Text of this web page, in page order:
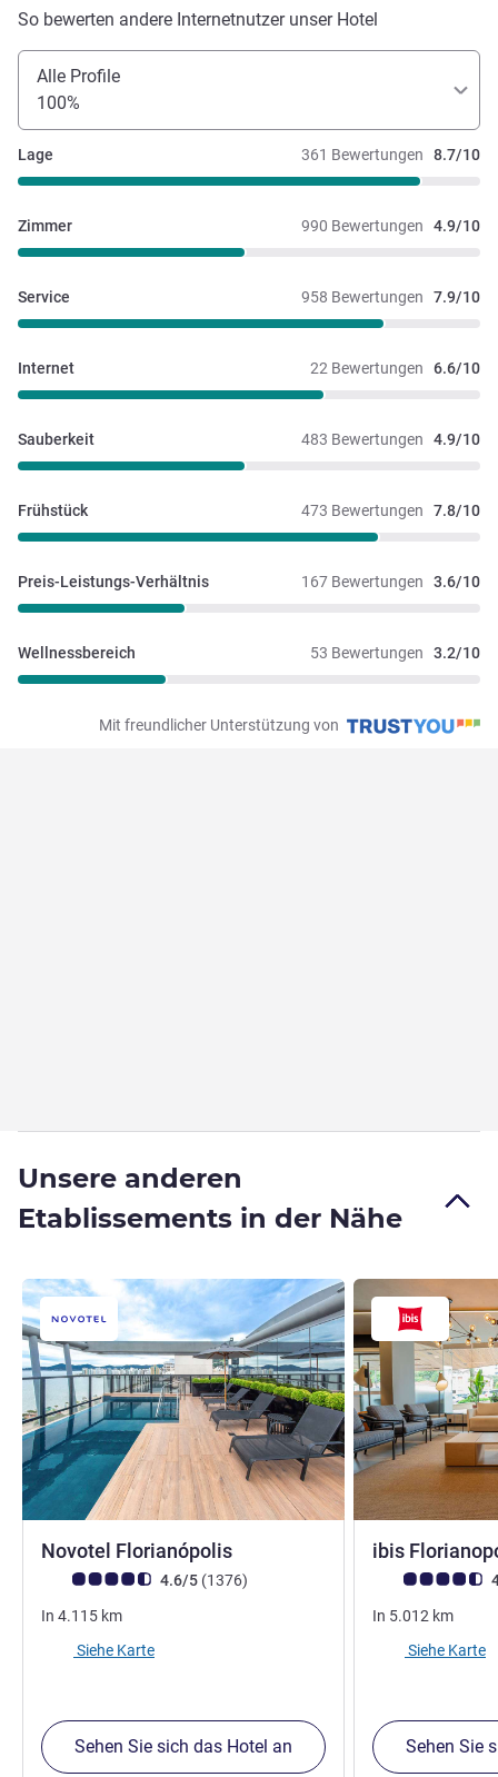
So bewerten andere Internetnutzer unser Hotel
Alle Profile
100%
361 Bewertungen 8.7/10
Lage
990 Bewertungen 4.9/10
Zimmer
958 Bewertungen 7.9/10
Service
22 Bewertungen 6.6/10
Internet
483 Bewertungen 4.9/10
Sauberkeit
473 Bewertungen 7.8/10
Frühstück
167 Bewertungen 3.6/10
Preis-Leistungs-Verhältnis
53 Bewertungen 3.2/10
Wellnessbereich
Mit freundlicher Unterstützung von
Unsere anderen
Etablissements in der Nähe
Novotel Florianópolis
Note Kundenmeinungen (Bewertung ALL)
4.6/5 (1376Bewertungen
)
In 4.115 km
Siehe Karte
Sehen Sie sich das Hotel an
ibis
Note
In 5.012 km
Siehe Karte
Sehen Sie